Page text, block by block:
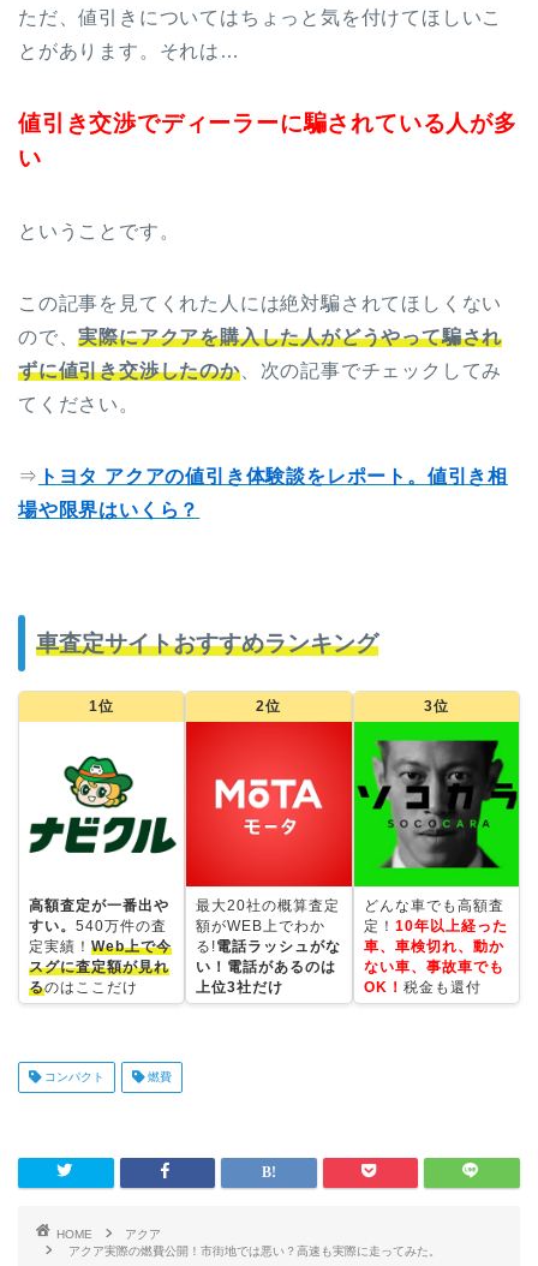
ただ、値引きについてはちょっと気を付けてほしいこ
とがあります。それは…
値引き交渉でディーラーに騙されている人が多
い
ということです。
この記事を見てくれた人には絶対騙されてほしくない
ので、実際にアクアを購入した人がどうやって騙され
ずに値引き交渉したのか、次の記事でチェックしてみ
てください。
⇒ トヨタ アクアの値引き体験談をレポート。値引き相
場や限界はいくら？
車査定サイトおすすめランキング
1位
高額査定が一番出や
すい。 540万件の査
定実績！ Web上で今
スグに査定額が見れ
るのはここだけ
2位
最大20社の概算査定
額がWEB上でわか
る!電話ラッシュがな
い！電話があるのは
上位3社だけ
3位
どんな車でも高額査
定！ 10年以上経った
車、車検切れ、動か
ない車、事故車でも
OK！ 税金も還付
コンパクト 燃費
HOME
アクア
アクア実際の燃費公開！市街地では悪い？高速も実際に走ってみた。